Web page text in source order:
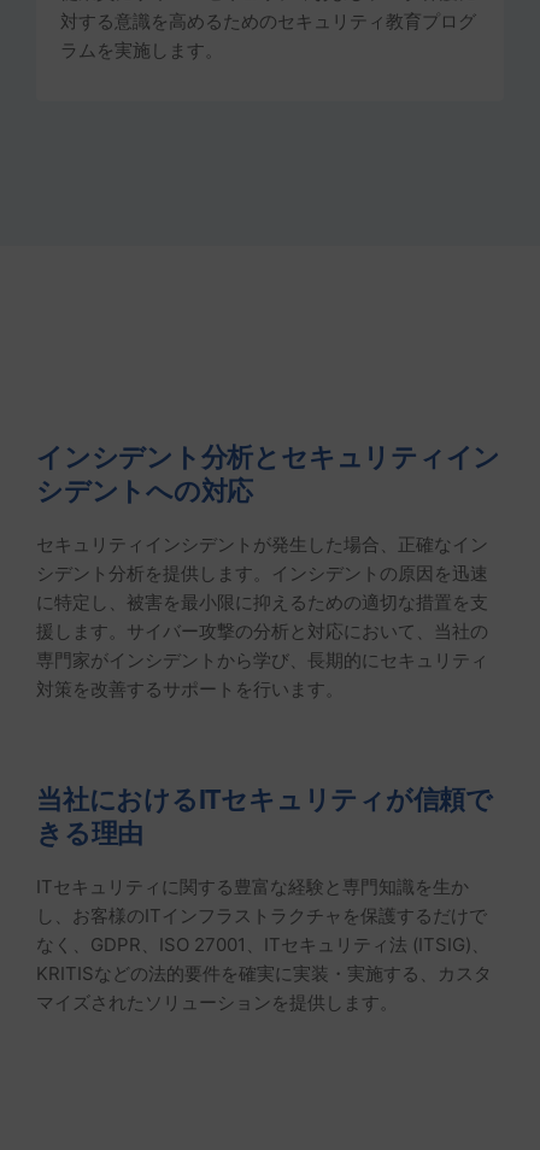
対する意識を高めるためのセキュリティ教育プログ
ラムを実施します。
インシデント分析とセキュリティイン
シデントへの対応
セキュリティインシデントが発生した場合、正確なイン
シデント分析を提供します。インシデントの原因を迅速
に特定し、被害を最小限に抑えるための適切な措置を支
援します。サイバー攻撃の分析と対応において、当社の
専門家がインシデントから学び、長期的にセキュリティ
対策を改善するサポートを行います。
当社におけるITセキュリティが信頼で
きる理由
ITセキュリティに関する豊富な経験と専門知識を生か
し、お客様のITインフラストラクチャを保護するだけで
なく、GDPR、ISO 27001、ITセキュリティ法 (ITSIG)、
KRITISなどの法的要件を確実に実装・実施する、カスタ
マイズされたソリューションを提供します。